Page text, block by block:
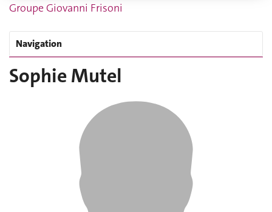
Groupe Giovanni Frisoni
Navigation
Sophie Mutel